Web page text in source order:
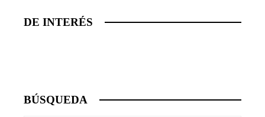
DE INTERÉS
BÚSQUEDA